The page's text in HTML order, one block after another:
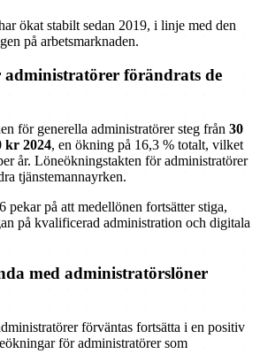
ökat stabilt sedan 2019, i linje med den
på arbetsmarknaden.
förändrats de
för generella administratörer steg från 30
kr 2024, en ökning på 16,3 % totalt, vilket
år. Löneökningstakten för administratörer
tjänstemannayrken.
pekar på att medellönen fortsätter stiga,
på kvalificerad administration och digitala
med administratörslöner
förväntas fortsätta i en positiv
för administratörer som